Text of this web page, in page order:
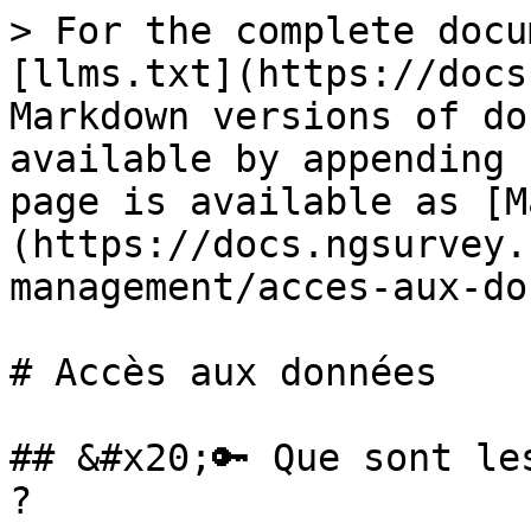
> For the complete
[llms.txt](https://
Markdown versions of
available by
page is available as
(https://
management/acces-aux-
# Accès aux données
## &#x20;🔑 Que sont
?